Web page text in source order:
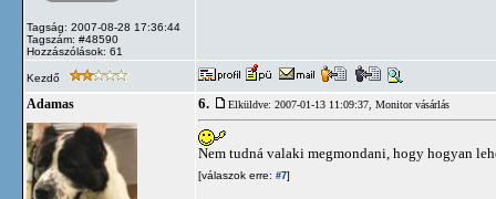
Tagság: 2007-08-28 17:36:44
Tagszám: #48590
Hozzászólások: 61
Kezdő
Adamas 6. Elküldve: 2007-01-13 11:09:37, Monitor vásárlás
Nem tudná valaki megmondani, hogy hogyan
[válaszok erre: #7]